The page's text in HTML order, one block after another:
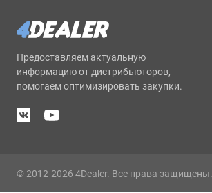
Предоставляем актуальную
информацию от дистрибьюторов,
помогаем оптимизировать закупки.
© 2012-2026 4Dealer. Все права защищены.